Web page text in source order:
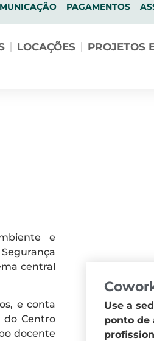
PAGAMENTOS
LOCAÇÕES PROJETOS
e
central
e conta
do Centro
docente
Use a
ponto de